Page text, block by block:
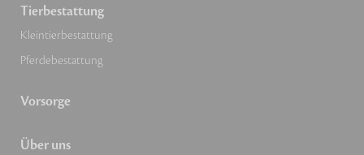
Tierbestattung
Kleintierbestattung
Pferdebestattung
Vorsorge
Über uns